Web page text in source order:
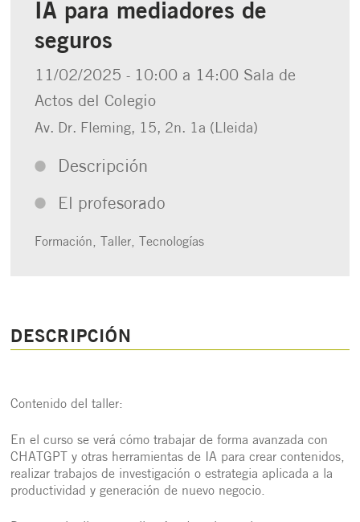
IA para mediadores de
seguros
11/02/2025- 10:00 a 14:00 Sala de
Actos del Colegio
Av. Dr. Fleming, 15, 2n. 1a (Lleida)
Descripción
El profesorado
Formación, Taller, Tecnologías
DESCRIPCIÓN
Contenido del taller:
En el curso se verá cómo trabajar de forma avanzada con
CHATGPT y otras herramientas de IA para crear contenidos,
realizar trabajos de investigación o estrategia aplicada a la
productividad y generación de nuevo negocio.